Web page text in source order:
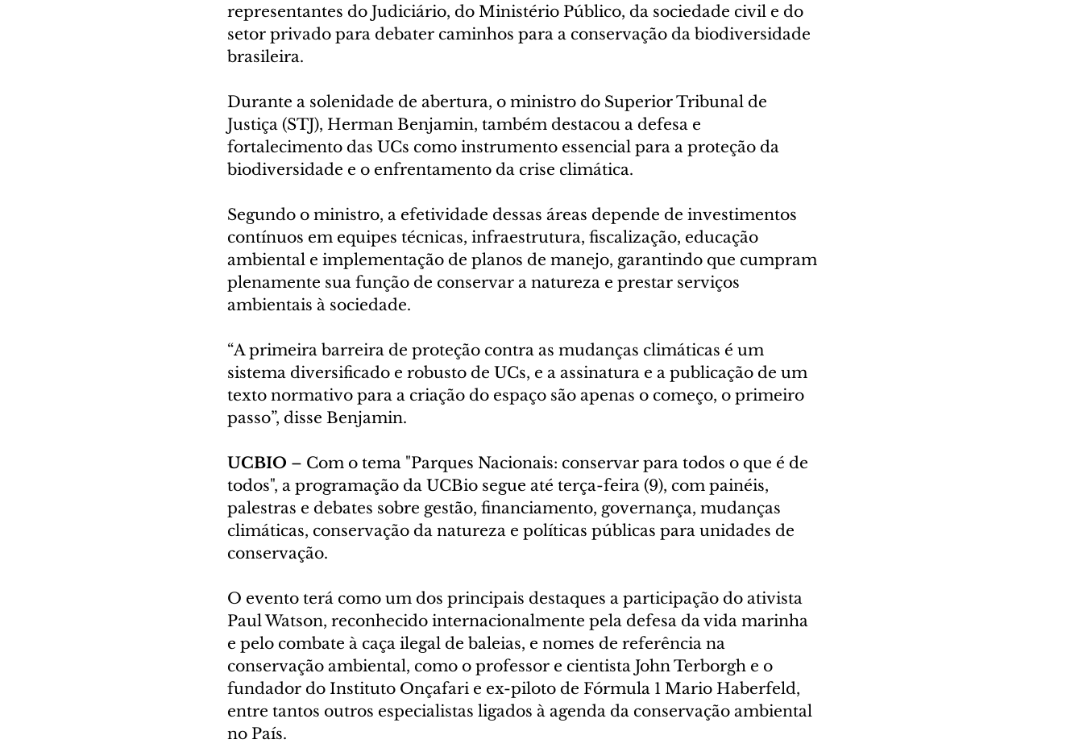
representantes do Judiciário, do Ministério Público, da sociedade civil e do
setor privado para debater caminhos para a conservação da biodiversidade
brasileira.
Durante a solenidade de abertura, o ministro do Superior Tribunal de
Justiça (STJ), Herman Benjamin, também destacou a defesa e
fortalecimento das UCs como instrumento essencial para a proteção da
biodiversidade e o enfrentamento da crise climática.
Segundo o ministro, a efetividade dessas áreas depende de investimentos
contínuos em equipes técnicas, infraestrutura, fiscalização, educação
ambiental e implementação de planos de manejo, garantindo que cumpram
plenamente sua função de conservar a natureza e prestar serviços
ambientais à sociedade.
“A primeira barreira de proteção contra as mudanças climáticas é um
sistema diversificado e robusto de UCs, e a assinatura e a publicação de um
texto normativo para a criação do espaço são apenas o começo, o primeiro
passo”, disse Benjamin.
UCBIO – Com o tema "Parques Nacionais: conservar para todos o que é de
todos", a programação da UCBio segue até terça-feira (9), com painéis,
palestras e debates sobre gestão, financiamento, governança, mudanças
climáticas, conservação da natureza e políticas públicas para unidades de
conservação.
O evento terá como um dos principais destaques a participação do ativista
Paul Watson, reconhecido internacionalmente pela defesa da vida marinha
e pelo combate à caça ilegal de baleias, e nomes de referência na
conservação ambiental, como o professor e cientista John Terborgh e o
fundador do Instituto Onçafari e ex-piloto de Fórmula 1 Mario Haberfeld,
entre tantos outros especialistas ligados à agenda da conservação ambiental
no País.